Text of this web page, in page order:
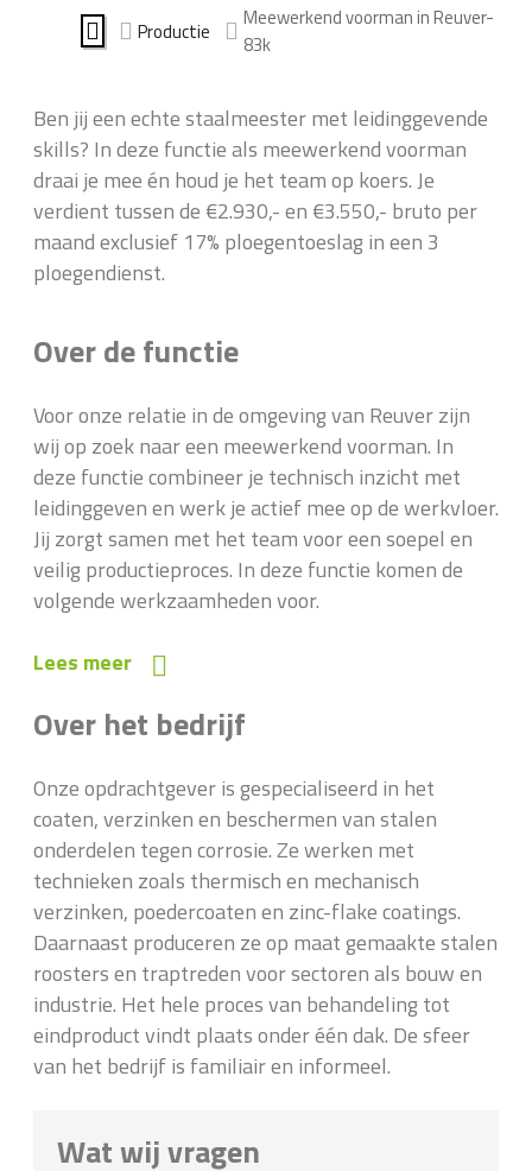
Productie
Meewerkend voorman in Reuver-
83k
Ben jij een echte staalmeester met leidinggevende
skills? In deze functie als meewerkend voorman
draai je mee én houd je het team op koers. Je
verdient tussen de €2.930,- en €3.550,- bruto per
maand exclusief 17% ploegentoeslag in een 3
ploegendienst.
Over de functie
Voor onze relatie in de omgeving van Reuver zijn
wij op zoek naar een meewerkend voorman. In
deze functie combineer je technisch inzicht met
leidinggeven en werk je actief mee op de werkvloer.
Jij zorgt samen met het team voor een soepel en
veilig productieproces. In deze functie komen de
volgende werkzaamheden voor.
Lees meer
Over het bedrijf
Onze opdrachtgever is gespecialiseerd in het
coaten, verzinken en beschermen van stalen
onderdelen tegen corrosie. Ze werken met
technieken zoals thermisch en mechanisch
verzinken, poedercoaten en zinc-flake coatings.
Daarnaast produceren ze op maat gemaakte stalen
roosters en traptreden voor sectoren als bouw en
industrie. Het hele proces van behandeling tot
eindproduct vindt plaats onder één dak. De sfeer
van het bedrijf is familiair en informeel.
Wat wij vragen